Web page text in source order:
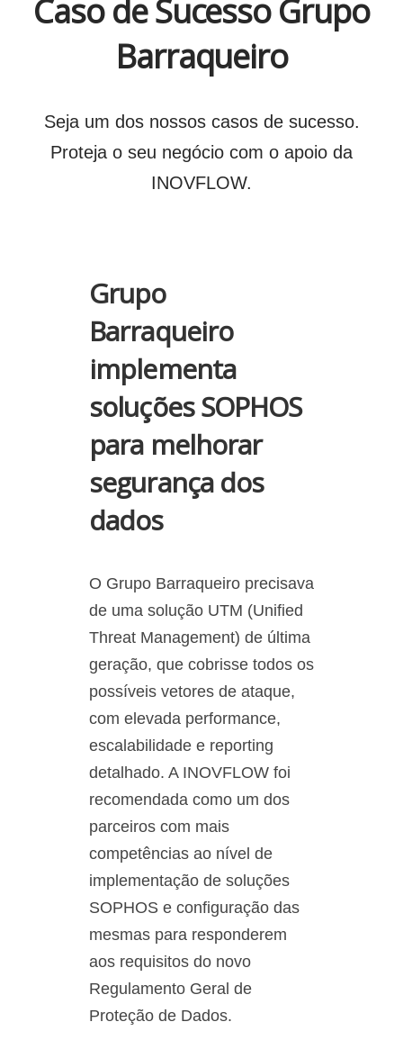
Caso de Sucesso Grupo
Barraqueiro
Seja um dos nossos casos de sucesso.
Proteja o seu negócio com o apoio da
INOVFLOW.
Grupo
Barraqueiro
implementa
soluções SOPHOS
para melhorar
segurança dos
dados
O Grupo Barraqueiro precisava
de uma solução UTM (Unified
Threat Management) de última
geração, que cobrisse todos os
possíveis vetores de ataque,
com elevada performance,
escalabilidade e reporting
detalhado. A INOVFLOW foi
recomendada como um dos
parceiros com mais
competências ao nível de
implementação de soluções
SOPHOS e configuração das
mesmas para responderem
aos requisitos do novo
Regulamento Geral de
Proteção de Dados.